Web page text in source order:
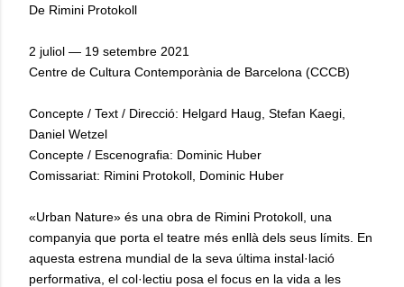
De Rimini Protokoll
2 juliol — 19 setembre 2021
Centre de Cultura Contemporània de Barcelona (CCCB)
Concepte / Text / Direcció: Helgard Haug, Stefan Kaegi,
Daniel Wetzel
Concepte / Escenografia: Dominic Huber
Comissariat: Rimini Protokoll, Dominic Huber
«Urban Nature» és una obra de Rimini Protokoll, una
companyia que porta el teatre més enllà dels seus límits. En
aquesta estrena mundial de la seva última instal·lació
performativa, el col·lectiu posa el focus en la vida a les